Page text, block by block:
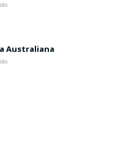
Australiana